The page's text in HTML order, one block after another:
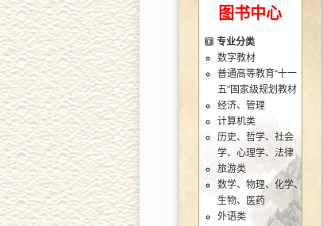
图书中心
专业分类
数字教材
普通高等教育“十一
五”国家级规划教材
经济、管理
计算机类
历史、哲学、社会
学、心理学、法律
旅游类
数学、物理、化学、
生物、医药
外语类